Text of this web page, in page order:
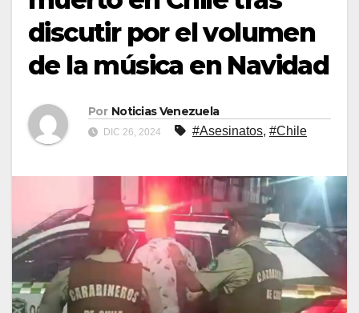
discutir por el volumen
de la música en Navidad
Por Noticias Venezuela
DIC 26, 2024 #Asesinatos, #Chile